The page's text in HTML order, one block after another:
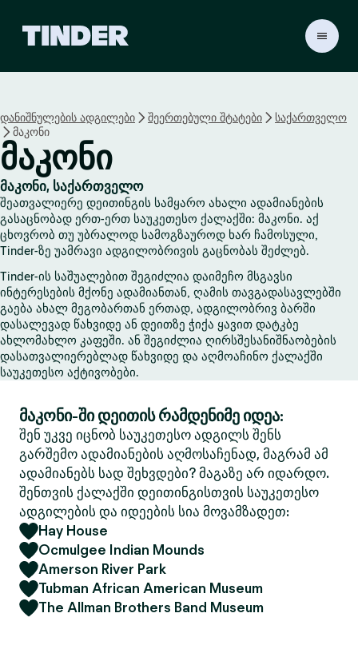
r
e
დანიშნულების ადგილები შეერთებული შტატები
საქართველო
მაკონი
მაკონი
მაკონი, საქართველო
შეათვალიერე დეითინგის სამყარო ახალი ადამიანების
გასაცნობად ერთ-ერთ საუკეთესო ქალაქში: მაკონი. აქ
ცხოვრობ თუ უბრალოდ სამოგზაუროდ ხარ ჩამოსული,
Tinder-ზე უამრავი ადგილობრივის გაცნობას შეძლებ.
Tinder-ის საშუალებით შეგიძლია დაიმეჩო მსგავსი
ინტერესების მქონე ადამიანთან, ღამის თავგადასავლებში
გაება ახალ მეგობართან ერთად, ადგილობრივ ბარში
დასალევად წახვიდე ან დეითზე ჭიქა ყავით დატკბე
ახლომახლო კაფეში. ან შეგიძლია ღირსშესანიშნაობების
დასათვალიერებლად წახვიდე და აღმოაჩინო ქალაქში
საუკეთესო აქტივობები.
მაკონი-ში დეითის რამდენიმე იდეა:
შენ უკვე იცნობ საუკეთესო ადგილს შენს
გარშემო ადამიანების აღმოსაჩენად, მაგრამ ამ
ადამიანებს სად შეხვდები? მაგაზე არ იდარდო.
შენთვის ქალაქში დეითინგისთვის საუკეთესო
ადგილების და იდეების სია მოვამზადეთ:
Hay House
Ocmulgee Indian Mounds
Amerson River Park
Tubman African American Museum
The Allman Brothers Band Museum